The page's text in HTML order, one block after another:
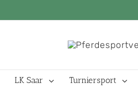
LK Saar Turniersport